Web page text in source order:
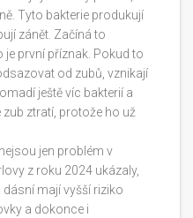
Tyto bakterie produkují
zánět. Začíná to
je první příznak. Pokud to
od zubů, vznikají
ještě víc bakterií a
ztratí, protože ho už
jen problém v
z roku 2024 ukázaly,
mají vyšší riziko
a dokonce i